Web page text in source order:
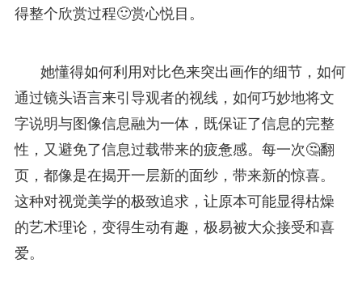
得整个欣赏过程🙂赏心悦目。
她懂得如何利用对比色来突出画作的细节，如何
通过镜头语言来引导观者的视线，如何巧妙地将文
字说明与图像信息融为一体，既保证了信息的完整
性，又避免了信息过载带来的疲惫感。每一次🤔翻
页，都像是在揭开一层新的面纱，带来新的惊喜。
这种对视觉美学的极致追求，让原本可能显得枯燥
的艺术理论，变得生动有趣，极易被大众接受和喜
爱。